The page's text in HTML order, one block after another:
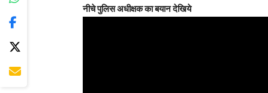
नीचे पुलिस अधीक्षक का बयान देखिये